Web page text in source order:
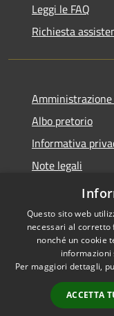
Leggi le FAQ
Richiesta
Albo pretorio
Informativa
Note legali
Dichiarazione di
Accessibilità
Questo sito web
necessari al corretto
nonché un cookie
informazioni
Per maggiori dettagli,
ACCETTA